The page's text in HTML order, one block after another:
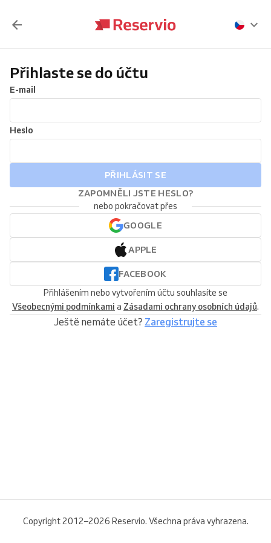
Přihlaste se do účtu
E-mail
Heslo
PŘIHLÁSIT SE
ZAPOMNĚLI JSTE HESLO?
nebo pokračovat přes
GOOGLE
APPLE
FACEBOOK
Přihlášením nebo vytvořením účtu souhlasíte se
Všeobecnými podmínkami a Zásadami ochrany osobních údajů.
Ještě nemáte účet? Zaregistrujte se
Copyright 2012–2026 Reservio. Všechna práva vyhrazena.